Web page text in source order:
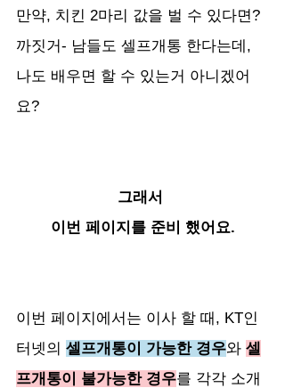
만약, 치킨 2마리 값을 벌 수 있다면?
까짓거- 남들도 셀프개통 한다는데,
나도 배우면 할 수 있는거 아니겠어
요?
그래서
이번 페이지를 준비 했어요.
이번 페이지에서는 이사 할 때, KT인
터넷의 셀프개통이 가능한 경우와 셀
프개통이 불가능한 경우를 각각 소개